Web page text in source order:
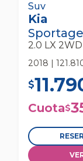
Kia
Suv
Kia
Sportage
2.0 LX
2018 |
$
Cuota$